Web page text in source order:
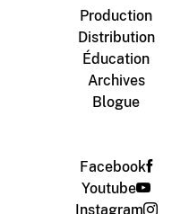
Production
Distribution
Éducation
Archives
Blogue
Facebook
Youtube
Instagram